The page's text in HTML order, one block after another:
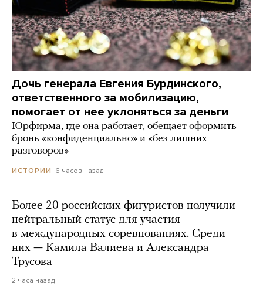
Дочь генерала Евгения Бурдинского,
ответственного за мобилизацию,
помогает от нее уклоняться за деньги
Юрфирма, где она работает, обещает оформить
бронь «конфиденциально» и «без лишних
разговоров»
ИСТОРИИ 6 часов назад
Более 20 российских фигуристов получили
нейтральный статус для участия
в международных соревнованиях. Среди
них — Камила Валиева и Александра
Трусова
2 часа назад